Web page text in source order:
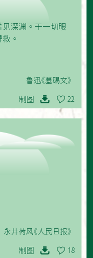
深渊。于一切眼
。
鲁迅《墓碣文》
制图 22
永井荷风《人民日报》
制图 18